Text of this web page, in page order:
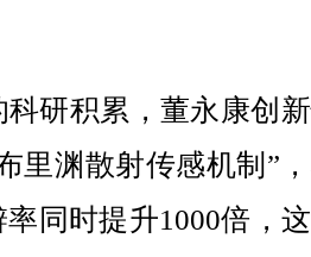
积累，董永康创
里渊散射传感机制”
同时提升1000倍，